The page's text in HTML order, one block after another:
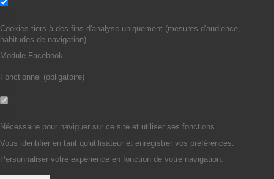
Cookies tiers à des fins d'analyse uniquement (mesures d'audience,
habitudes de navigation).
Module Facebook
Fonctionnel (obligatoire)
Nécessaire pour naviguer sur ce site et utiliser ses fonctions.
Vous identifier en tant qu'utilisateur et enregistrer vos préférences.
Personnaliser votre expérience en fonction de votre navigation.